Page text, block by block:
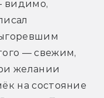
видимо,
— свежим,
желании
на состояние